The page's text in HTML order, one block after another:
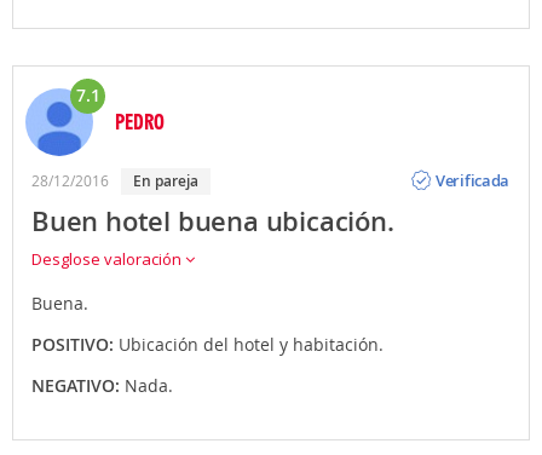
7.1
PEDRO
28/12/2016 en pareja
Verificada
Buen hotel buena ubicación.
Desglose valoración
Buena.
POSITIVO: Ubicación del hotel y habitación.
NEGATIVO: Nada.